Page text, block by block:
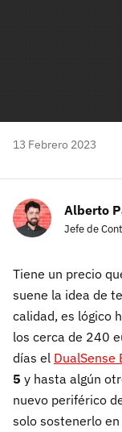
13 Febrero 2023
Alberto
Jefe de
Tiene un precio
suene la idea de
calidad, es lógico
los cerca de 240
días el DualSense
5 y hasta algún
nuevo periférico
solo sostenerlo